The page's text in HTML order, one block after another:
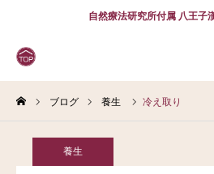
自然療法研究所付属 八王子
ブログ 養生 冷え取り
養生
WEB
電話予約